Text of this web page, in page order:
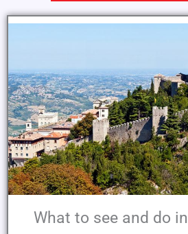
What to see and do